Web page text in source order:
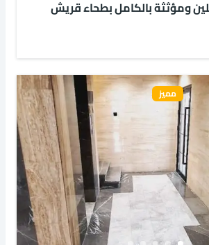
ومؤثثة بالكامل بطحاء قريش
مميز